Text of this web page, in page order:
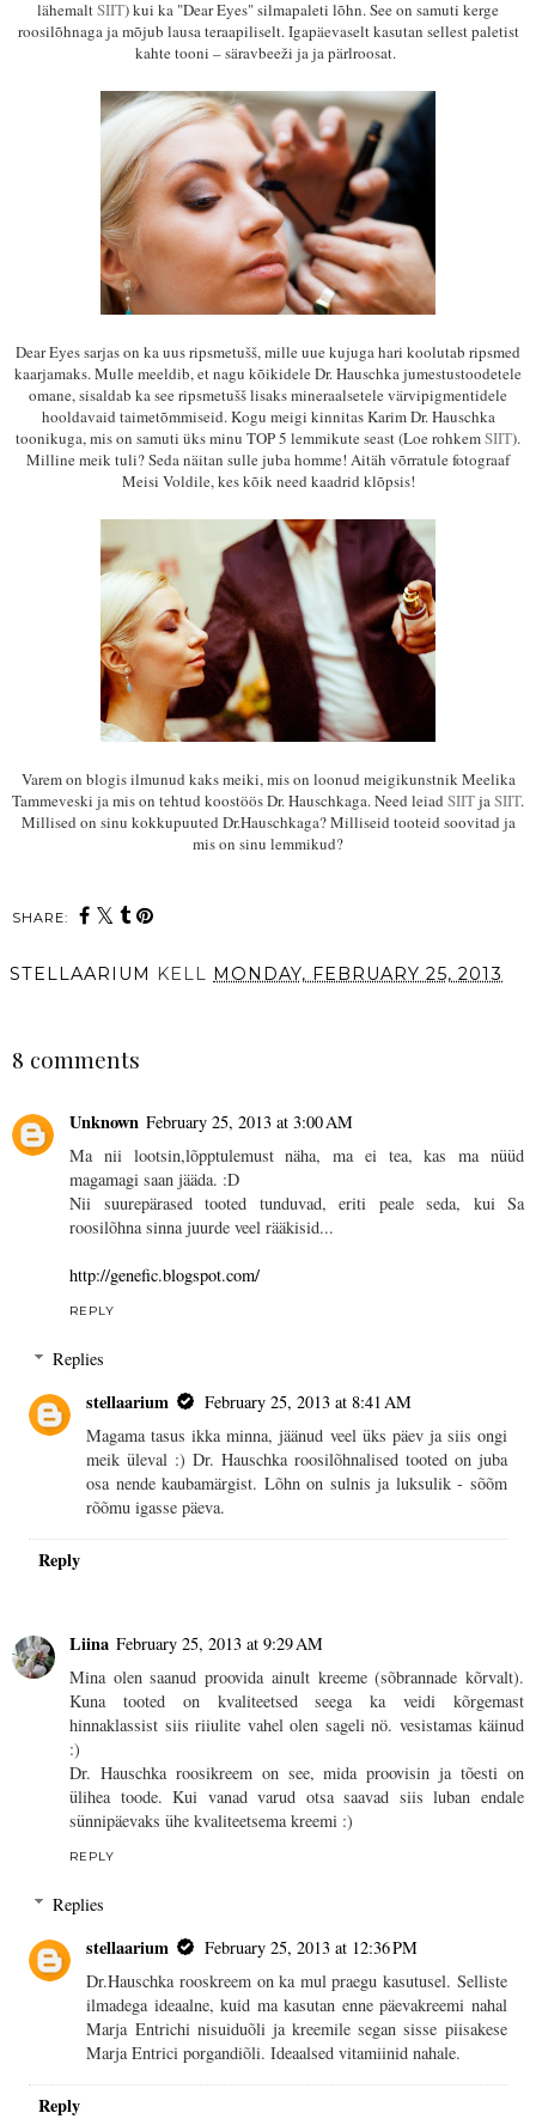
lähemaltSIIT)kui ka "Dear Eyes"silmapaleti lõhn. See on samuti kerge
roosilõhnaga ja mõjub lausa teraapiliselt. Igapäevaselt kasutan sellest paletist
kahtetooni –säravbeeži jajapärlroosat.
Dear Eyes sarjas on ka uus ripsmetušš, mille uue kujuga hari koolutab ripsmed
kaarjamaks. Mulle meeldib, et nagu kõikidele Dr. Hauschka jumestustoodetele
omane, sisaldab ka see ripsmetušš lisaks mineraalsetele värvipigmentidele
hooldavaid taimetõmmiseid. Kogu meigi kinnitas Karim Dr. Hauschka
toonikuga, mis on samuti üks minu TOP 5 lemmikute seast (Loe rohkemSIIT).
Milline meik tuli? Seda näitan sulle juba homme! Aitäh võrratule fotograaf
Meisi Voldile, kes kõik need kaadrid klõpsis!
Varem on blogis ilmunud kaks meiki, mison loonud meigikunstnik Meelika
Tammeveski ja mis on tehtud koostöös Dr. Hauschkaga.Need leiad SIITjaSIIT.
Millised on sinu kokkupuuted Dr.Hauschkaga? Milliseid tooteid soovitad ja
mis on sinu lemmikud?
SHARE:
STELLAARIUM KELL MONDAY, FEBRUARY 25, 2013
8 comments
Unknown February 25, 2013 at 3:00 AM
Ma nii lootsin,lõpptulemust näha, ma ei tea, kas ma nüüd
magamagi saan jääda. :D
Nii suurepärased tooted tunduvad, eriti peale seda, kui Sa
roosilõhna sinna juurde veel rääkisid...
http://genefic.blogspot.com/
REPLY
Replies
stellaarium
February 25, 2013 at 8:41 AM
Magama tasus ikka minna, jäänud veel üks päev ja siis ongi
meik üleval :) Dr. Hauschka roosilõhnalised tooted on juba
osa nende kaubamärgist. Lõhn on sulnis ja luksulik - sõõm
rõõmu igasse päeva.
Reply
Liina February 25, 2013 at 9:29 AM
Mina olen saanud proovida ainult kreeme (sõbrannade kõrvalt).
Kuna tooted on kvaliteetsed seega ka veidi kõrgemast
hinnaklassist siis riiulite vahel olen sageli nö. vesistamas käinud
:)
Dr. Hauschka roosikreem on see, mida proovisin ja tõesti on
ülihea toode. Kui vanad varud otsa saavad siis luban endale
sünnipäevaks ühe kvaliteetsema kreemi :)
REPLY
Replies
stellaarium
February 25, 2013 at 12:36 PM
Dr.Hauschka rooskreem on ka mul praegu kasutusel. Selliste
ilmadega ideaalne, kuid ma kasutan enne päevakreemi nahal
Marja Entrichi nisuiduõli ja kreemile segan sisse piisakese
Marja Entrici porgandiõli. Ideaalsed vitamiinid nahale.
Reply